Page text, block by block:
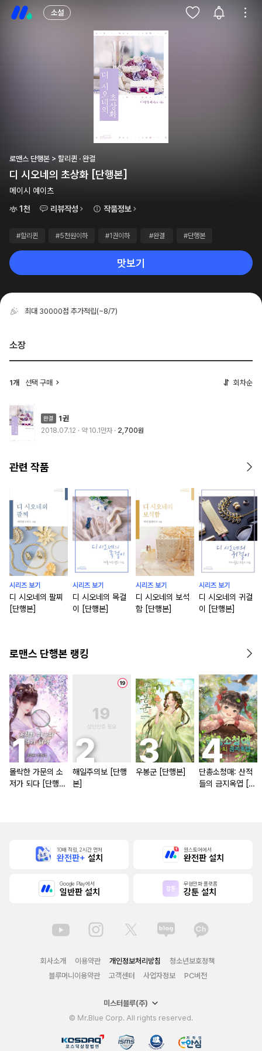
소설
로맨스 단행본 > 할리퀸 · 완결
디 시오네의 초상화 [단행본]
메이시 예이츠
1천
리뷰작성 작품정보
#할리퀸 #5천원이하 #1권이하 #완결 #단행본
맛보기
최대 30000점 추가적립(~8/7)
소장
1개 선택 구매 회차순
1권
2018.07.12 · 약 10.1만자 2,700원
관련 작품
시리즈 보기
디 시오네의 팔찌
[단행본]
시리즈 보기
디 시오네의 목걸
이 [단행본]
시리즈 보기
디 시오네의 보석
함 [단행본]
시리즈 보기
디 시오네의 귀걸
이 [단행본]
로맨스 단행본 랭킹
몰락한 가문의 소
저가 되다 [단행
해일주의보 [단행
본]
우봉군 [단행본]
단총소청매: 산적
들의 금지옥엽 [단
10배 적립, 2시간 먼저
완전판+ 설치
원스토어에서
완전판 설치
Google Play에서
일반판 설치
무협만화 플랫폼
강툰 설치
회사소개 이용약관 개인정보처리방침
청소년보호정책
블루머니이용약관
고객센터 사업자정보 PC버전
미스터블루(주)
© Mr.Blue Corp. All rights reserved.